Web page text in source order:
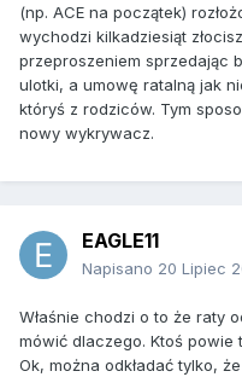
(np. ACE na początek)
wychodzi kilkadziesiąt
przeproszeniem sprzedając
ulotki, a umowę ratalną jak
któryś z rodziców. Tym
nowy wykrywacz.
EAGLE11
Napisano 20 Lipiec
Właśnie chodzi o to że raty
mówić dlaczego. Ktoś powie
Ok, można odkładać tylko,